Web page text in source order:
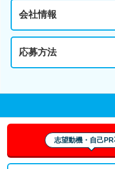
会社情報
応募方法
志望動機・自己